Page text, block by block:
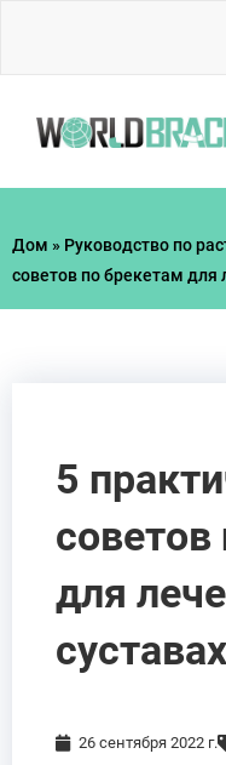
Дом » Руководство по
советов по брекетам для
5
для
26 сентября 2022 г.